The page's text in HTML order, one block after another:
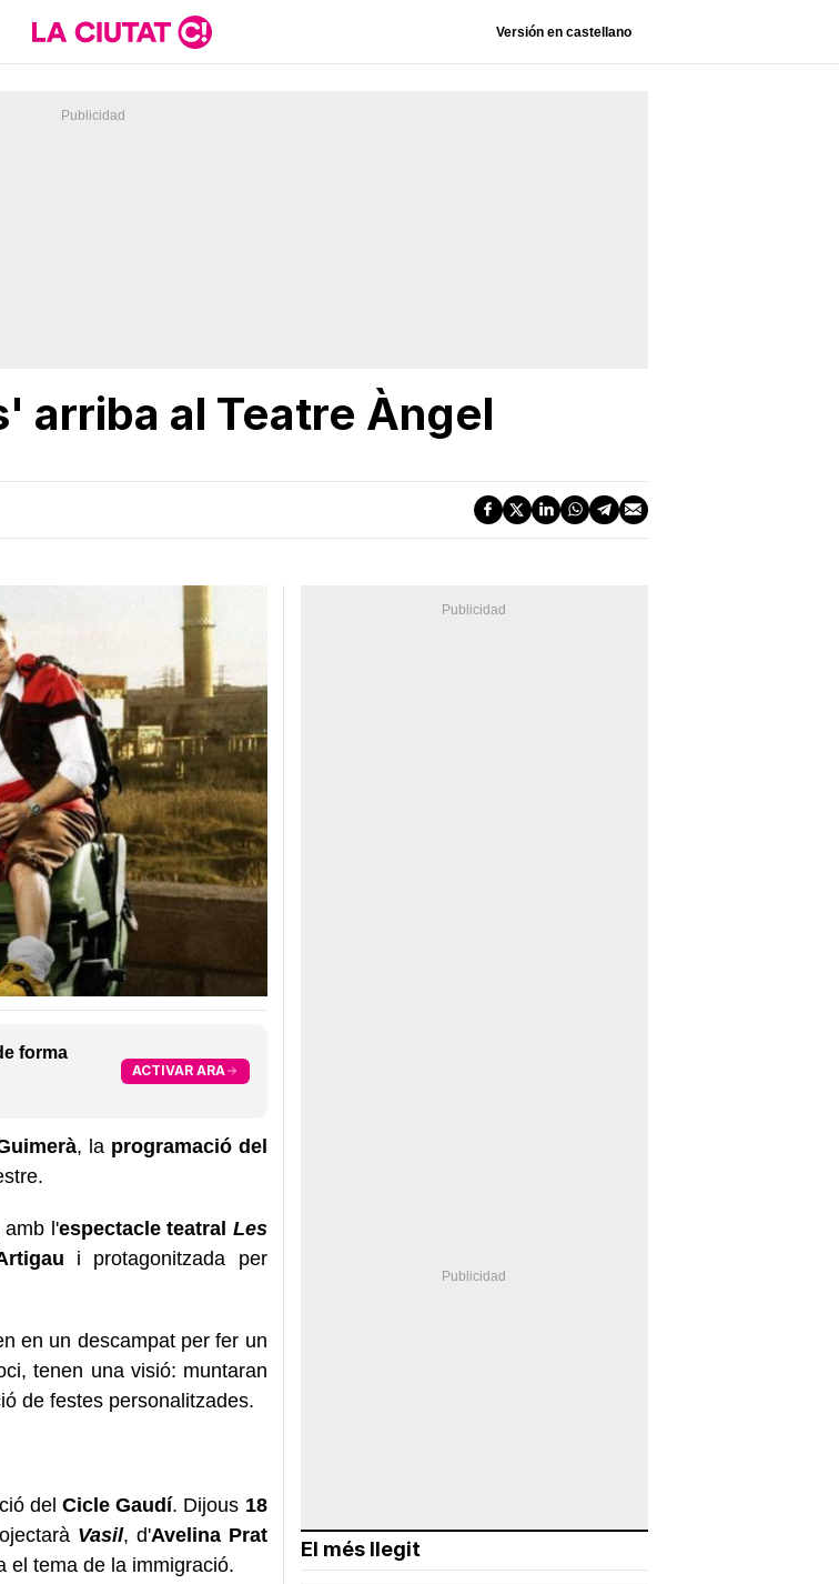
Versión en castellano
arriba al Teatre Àngel
forma
ACTIVAR ARA
, la programació del
amb l'espectacle teatral Les
i protagonitzada per
en un descampat per fer un
tenen una visió: muntaran
de festes personalitzades.
del Cicle Gaudí. Dijous 18
Vasil, d'Avelina Prat
el tema de la immigració.
El més llegit